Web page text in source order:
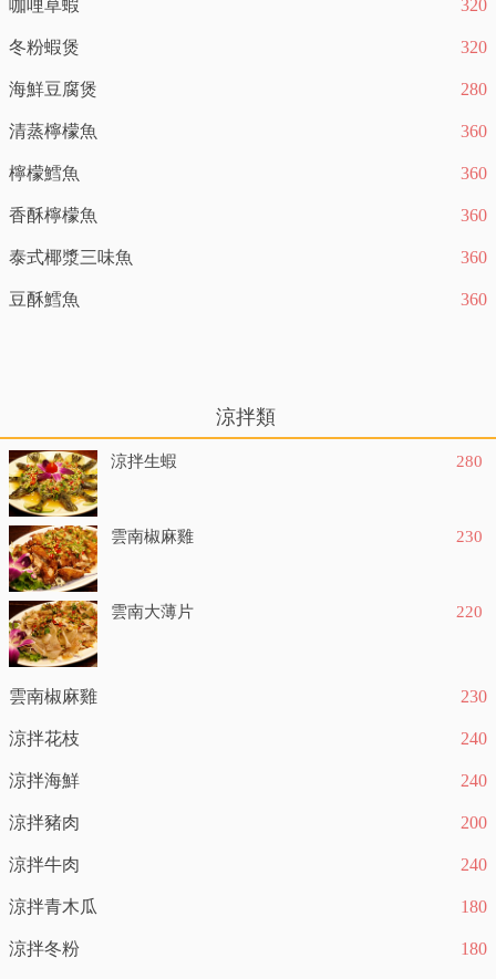
咖哩草蝦 320
冬粉蝦煲 320
海鮮豆腐煲 280
清蒸檸檬魚 360
檸檬鱈魚 360
香酥檸檬魚 360
泰式椰漿三味魚 360
豆酥鱈魚 360
涼拌類
涼拌生蝦 280
雲南椒麻雞 230
雲南大薄片 220
雲南椒麻雞 230
涼拌花枝 240
涼拌海鮮 240
涼拌豬肉 200
涼拌牛肉 240
涼拌青木瓜 180
涼拌冬粉 180